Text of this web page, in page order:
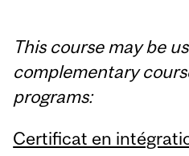
This course may be
complementary
programs:
Certificat en